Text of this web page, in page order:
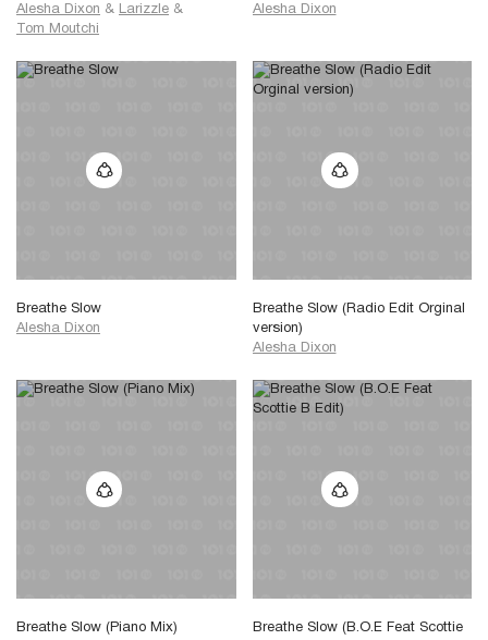
Alesha Dixon & Larizzle &
Tom Moutchi
Alesha Dixon
Breathe Slow
Alesha Dixon
Breathe Slow (Radio Edit Orginal
version)
Alesha Dixon
Breathe Slow (Piano Mix)
Breathe Slow (B.O.E Feat Scottie